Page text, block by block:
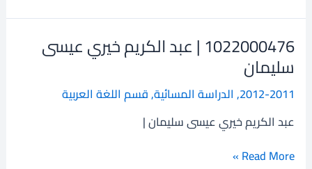
1022000476 | عبد الكريم خيري عيسى
سليمان
2012-2011
, الدراسة المسائية,قسم اللغة العربية
عبد الكريم خيري عيسى سليمان |
1022000476
|
عبد
الكريم
عيسى
Read More »